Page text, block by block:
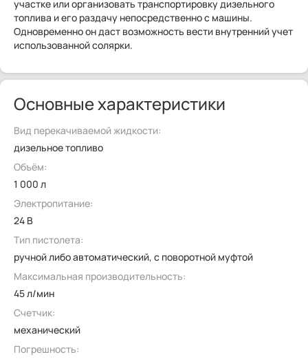
участке или организовать транспортировку дизельного
топлива и его раздачу непосредственно с машины.
Одновременно он даст возможность вести внутренний учет
использованной солярки.
Основные характеристики
Вид перекачиваемой жидкости:
дизельное топливо
Объём:
1 000 л
Электропитание:
24 В
Тип пистолета:
ручной либо автоматический, с поворотной муфтой
Максимальная производительность:
45 л/мин
Счетчик:
механический
Погрешность: